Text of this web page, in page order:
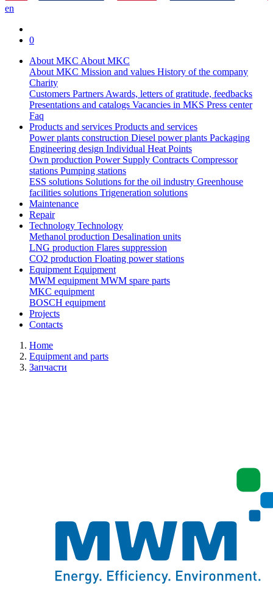
en
0
About MKC About MKC
About MKC Mission and values History of the company
Charity
Customers PartnersAwards, letters of gratitude, feedbacks
Presentations and catalogs Vacancies in MKS Press center
Faq
Products and services Products and services
Power plants construction Diesel power plants Packaging
Engineering design Individual Heat Points
Own production Power Supply Contracts Compressor
stations Pumping stations
ESS solutions Solutions for the oil industry Greenhouse
facilities solutions Trigeneration solutions
Maintenance
Repair
Technology Technology
Methanol production Desalination units
LNG production Flares suppression
СО2 production Floating power stations
EquipmentEquipment
MWM equipmentMWM spare parts
MKC equipment
BOSCH equipment
Projects
Contacts
Home
Equipment and parts
Запчасти